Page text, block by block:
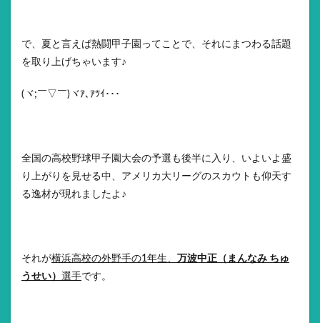
で、夏と言えば熱闘甲子園ってことで、それにまつわる話題
を取り上げちゃいます♪
(ヾ;￣▽￣)ヾｱ､ｱﾂｲ･･･
全国の高校野球甲子園大会の予選も後半に入り、いよいよ盛
り上がりを見せる中、アメリカ大リーグのスカウトも仰天す
る逸材が現れましたよ♪
それが横浜高校の外野手の1年生、 万波中正（まんなみ ちゅ
うせい） 選手です。